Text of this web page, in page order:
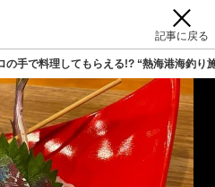
記事に戻る
の手で料理してもらえる!? “熱海港海釣り